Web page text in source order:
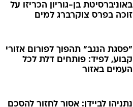
באוניברסיטת בן-גוריון הכריזו על
זוכה בפרס צוקרברג למים
"פסגת הנגב" תהפוך לפורום אזורי
קבוע, לפיד: פותחים דלת לכל
העמים באזור
נתניהו לביידן: אסור לחזור להסכם